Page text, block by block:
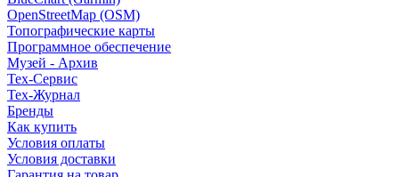
OpenStreetMap (OSM)
Топографические карты
Программное обеспечение
Музей - Архив
Tex-Сервис
Тех-Журнал
Бренды
Как купить
Условия оплаты
Условия доставки